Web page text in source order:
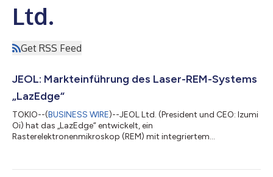
Ltd.
Get RSS Feed
JEOL: Markteinführung des Laser-REM-Systems
„LazEdge“
TOKIO--(BUSINESS WIRE)--JEOL Ltd. (President und CEO: Izumi
Oi) hat das „LazEdge“ entwickelt, ein
Rasterelektronenmikroskop (REM) mit integriertem
Ionenstrahlsystem (FIB-System), sind in Wissenschaft und